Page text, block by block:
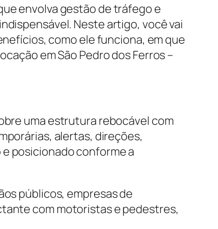
envolva gestão de tráfego e
Neste artigo, você vai
como ele funciona, em que
em São Pedro dos Ferros –
uma estrutura rebocável com
alertas, direções,
posicionado conforme a
públicos, empresas de
com motoristas e pedestres,